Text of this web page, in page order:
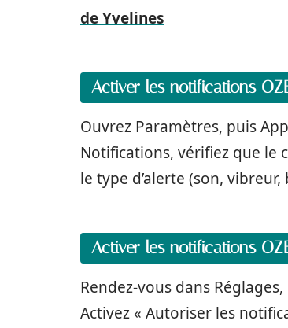
de Yvelines
Activer les notifications
Ouvrez Paramètres, puis
Notifications, vérifiez que le
le type d’alerte (son,
Activer les notifications
Rendez-vous dans
Activez « Autoriser les